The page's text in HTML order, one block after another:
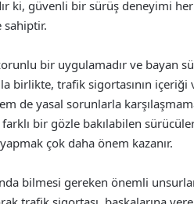
ki, güvenli bir sürüş deneyimi
sahiptir.
bir uygulamadır ve bayan
birlikte, trafik sigortasının içeriği
de yasal sorunlarla
bir gözle bakılabilen
çok daha önem kazanır.
bilmesi gereken önemli